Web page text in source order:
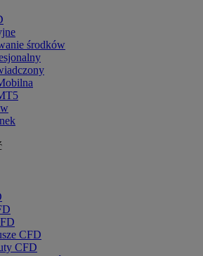
środków
CFD
CFD